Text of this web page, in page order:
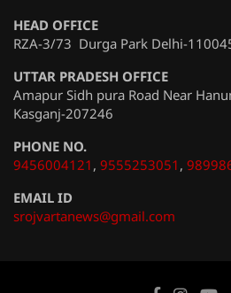
HEAD OFFICE
RZA-3/73 Durga Park Delhi-
UTTAR PRADESH OFFICE
Amapur Sidh pura Road Near
Kasganj-207246
PHONE NO.
9456004121 , 9555253051 ,
EMAIL ID
srojvartanews@gmail.com